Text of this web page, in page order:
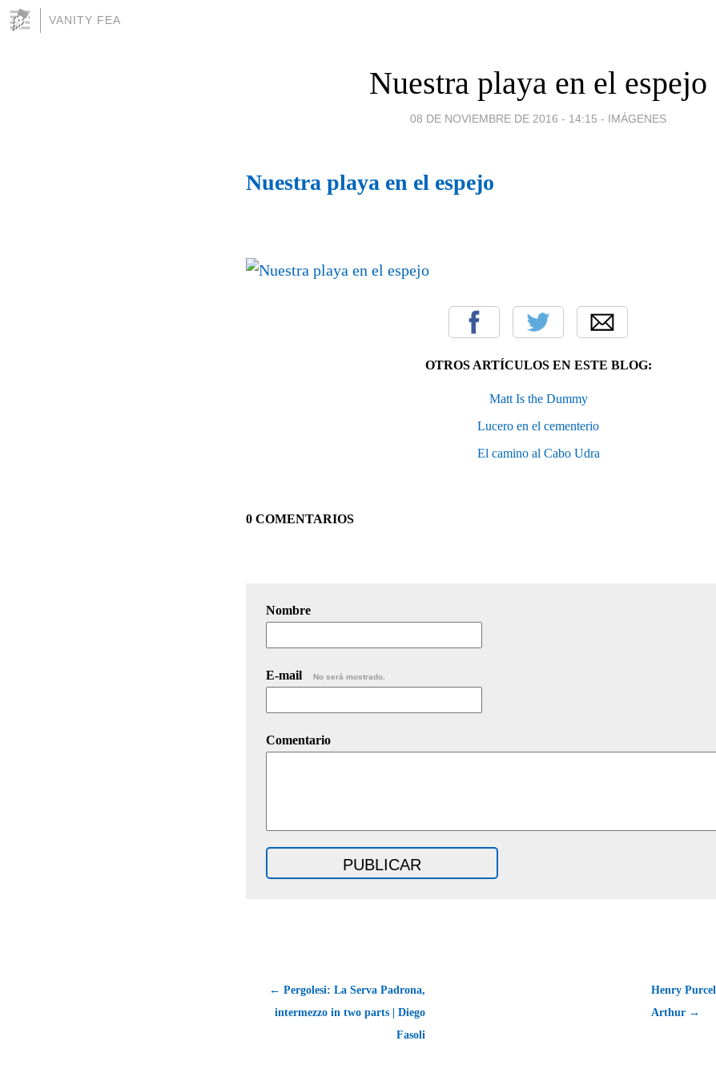
VANITY FEA
Nuestra playa en el espejo
08 DE NOVIEMBRE DE 2016 - 14:15 - IMÁGENES
Nuestra playa en el espejo
OTROS ARTÍCULOS EN ESTE BLOG:
Matt Is the Dummy
Lucero en el cementerio
El camino al Cabo Udra
0 COMENTARIOS
Nombre
E-mail No será mostrado.
Comentario
← Pergolesi: La Serva Padrona,
intermezzo in two parts | Diego
Fasoli
Henry
Arthur →